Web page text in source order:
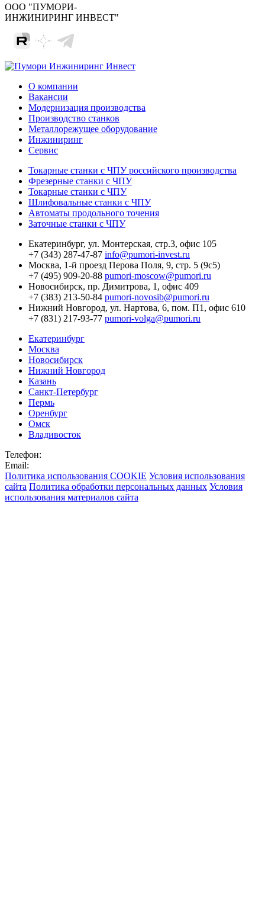
ООО "ПУМОРИ-
ИНЖИНИРИНГ ИНВЕСТ"
О компании
Вакансии
Модернизация производства
Производство станков
Металлорежущее оборудование
Инжиниринг
Сервис
Токарные станки с ЧПУ российского производства
Фрезерные станки с ЧПУ
Токарные станки с ЧПУ
Шлифовальные станки с ЧПУ
Автоматы продольного точения
Заточные станки с ЧПУ
Екатеринбург, ул. Монтерская, стр.3, офис 105
+7 (343) 287-47-87 info@pumori-invest.ru
Москва, 1-й проезд Перова Поля, 9, стр. 5 (9с5)
+7 (495) 909-20-88 pumori-moscow@pumori.ru
Новосибирск, пр. Димитрова, 1, офис 409
+7 (383) 213-50-84 pumori-novosib@pumori.ru
Нижний Новгород, ул. Нартова, 6, пом. П1, офис 610
+7 (831) 217-93-77 pumori-volga@pumori.ru
Екатеринбург
Москва
Новосибирск
Нижний Новгород
Казань
Санкт-Петербург
Пермь
Оренбург
Омск
Владивосток
Телефон:
Email:
Политика использования COOKIE Условия использования
сайта Политика обработки персональных данных Условия
использования материалов сайта